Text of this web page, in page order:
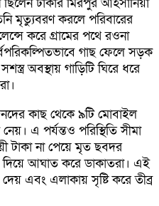
ছিলেন ঢাকার মিরপুর আহসানিয়া
মৃত্যুবরণ করলে পরিবারের
করে গ্রামের পথে রওনা
গাছ ফেলে সড়ক
অবস্থায় গাড়িটি ঘিরে ধরে
কাছ থেকে ৯টি মোবাইল
এ পর্যন্তও পরিস্থিতি সীমা
টাকা না পেয়ে মৃত ছবদর
আঘাত করে ডাকাতরা। এই
এবং এলাকায় সৃষ্টি করে তীব্র